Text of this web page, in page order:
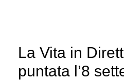
La Vita in
puntata l’8